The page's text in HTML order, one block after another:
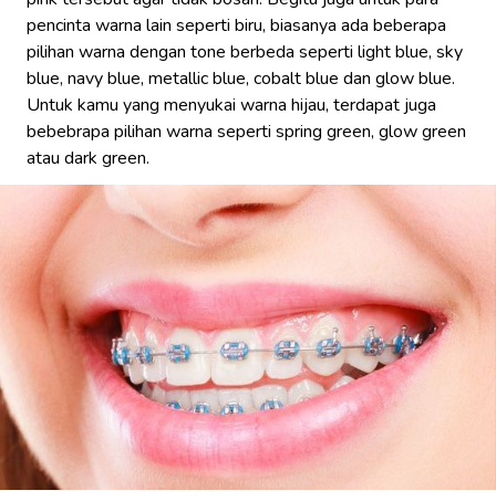
pencinta warna lain seperti biru, biasanya ada beberapa
pilihan warna dengan tone berbeda seperti light blue, sky
blue, navy blue, metallic blue, cobalt blue dan glow blue.
Untuk kamu yang menyukai warna hijau, terdapat juga
bebebrapa pilihan warna seperti spring green, glow green
atau dark green.